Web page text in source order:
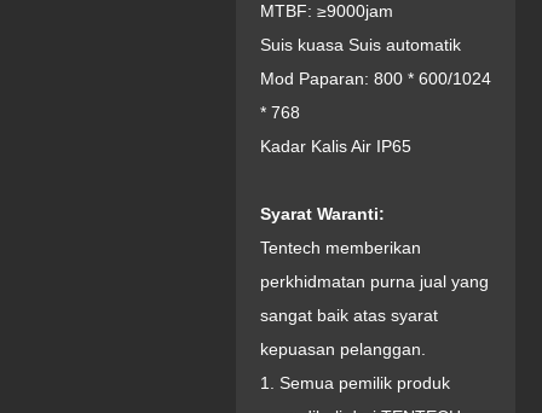
MTBF: ≥9000jam
Suis kuasa Suis automatik
Mod Paparan: 800 * 600/1024
* 768
Kadar Kalis Air IP65
Syarat Waranti:
Tentech memberikan
perkhidmatan purna jual yang
sangat baik atas syarat
kepuasan pelanggan.
1. Semua pemilik produk